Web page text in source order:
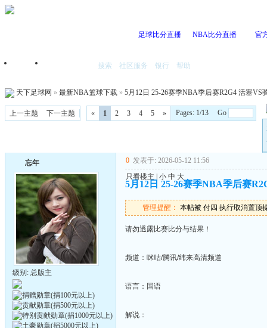
足球比分直播 NBA比分直播 官
首页 搜索 社区服务 银行 帮助
天下足球网 » 最新NBA篮球下载 » 5月12日 25-26赛季NBA季后赛R2G4 活塞VS
上一主题 下一主题 « 1 2 3 4 5 »
Pages: 1/13 Go
忘年
级别: 总版主
0 发表于: 2026-05-12 11:56
只看楼主
小 中 大
5月12日 25-26赛季NBA季后赛
管理提醒： 本帖被 付四 执行取消置顶
请勿透露比赛比分与结果！
频道：咪咕/腾讯/纬来高清频道
语言：国语
解说：